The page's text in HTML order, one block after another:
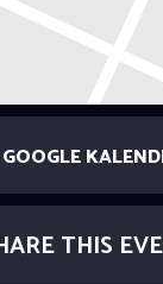
GOOGLE
THIS